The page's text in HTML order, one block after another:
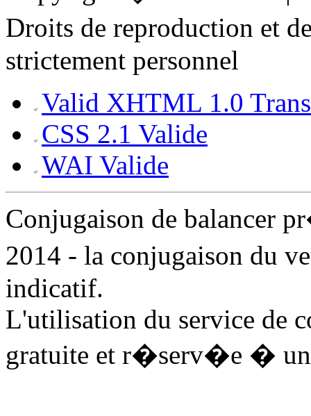
Droits de reproduction et
strictement personnel
Valid XHTML 1.0
CSS 2.1 Valide
WAI Valide
Conjugaison de balancer
2014 - la conjugaison du
indicatif.
L'utilisation du service de
gratuite et r�serv�e � un